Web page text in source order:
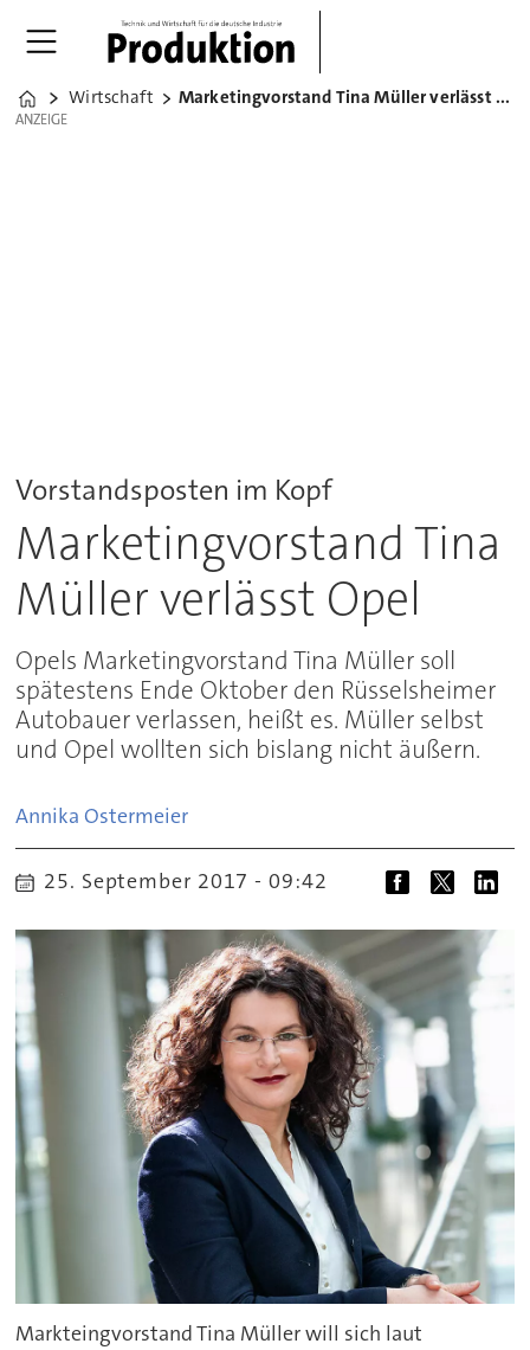
Home
Wirtschaft Marketingvorstand Tina Müller verlässt Opel
ANZEIGE
ANZEIGE
Vorstandsposten im Kopf
Marketingvorstand Tina
Müller verlässt Opel
Opels Marketingvorstand Tina Müller soll
spätestens Ende Oktober den Rüsselsheimer
Autobauer verlassen, heißt es. Müller selbst
und Opel wollten sich bislang nicht äußern.
Annika Ostermeier
25. September 2017 - 09:42
Markteingvorstand Tina Müller will sich laut